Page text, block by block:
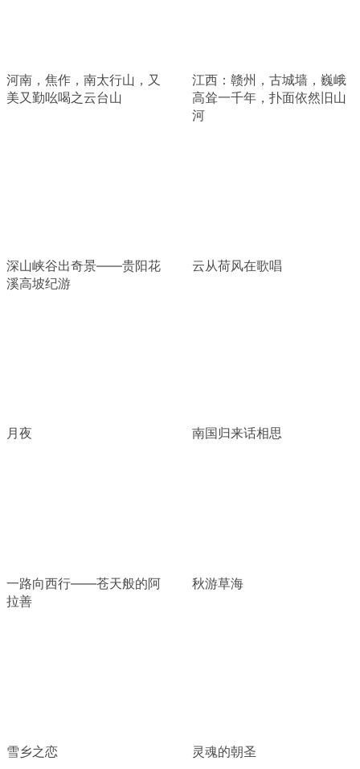
河南，焦作，南太行山，又
美又勤吆喝之云台山
江西：赣州，古城墙，巍峨
高耸一千年，扑面依然旧山
河
深山峡谷出奇景——贵阳花
溪高坡纪游
云从荷风在歌唱
月夜 南国归来话相思
一路向西行——苍天般的阿
拉善
秋游草海
雪乡之恋 灵魂的朝圣